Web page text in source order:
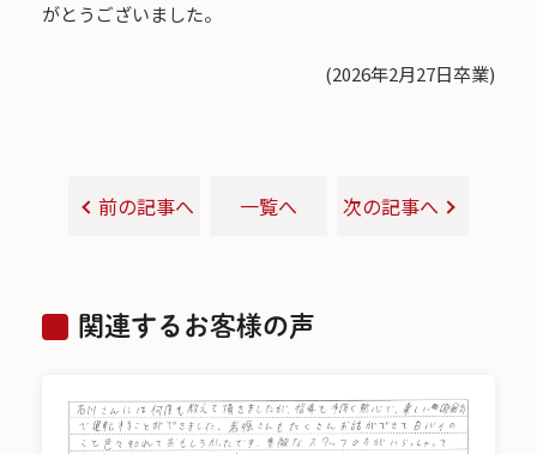
がとうございました。
(2026年2月27日卒業)
前の記事へ 一覧へ 次の記事へ
関連するお客様の声